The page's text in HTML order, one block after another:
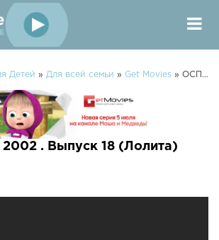
Детей » Для всей семьи » Get Movies » ОСП - студия 2002 . Выпуск 18 (Лолита)
. Выпуск 18 (Лолита)